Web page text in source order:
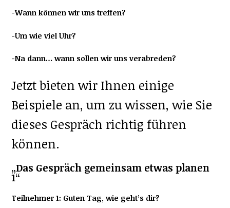
-Wann können wir uns treffen?
-Um wie viel Uhr?
-Na dann… wann sollen wir uns verabreden?
Jetzt bieten wir Ihnen einige
Beispiele an, um zu wissen, wie Sie
dieses Gespräch richtig führen
können.
„Das Gespräch gemeinsam etwas planen
1“
Teilnehmer 1: Guten Tag, wie geht’s dir?